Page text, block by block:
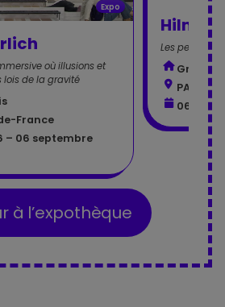
Expo
où illusions et
lois de la gravité
France
– 06 septembre
Hilma
Les peintures
Grand
PARIS -
06 mai
à l’expothèque